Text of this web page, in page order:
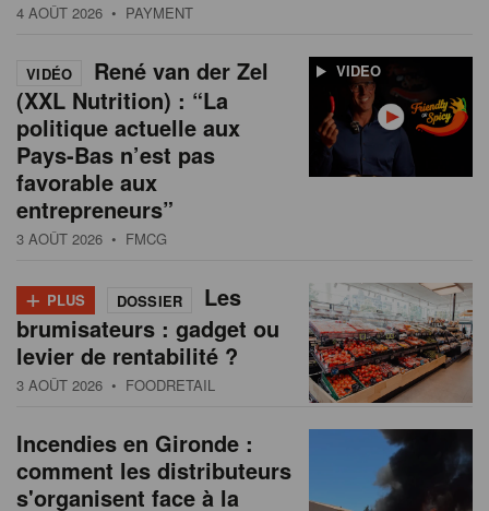
4 AOÛT 2026 • PAYMENT
VIDEO
VIDÉO
René van der Zel
(XXL Nutrition) : “La
politique actuelle aux
Pays-Bas n’est pas
favorable aux
entrepreneurs”
3 AOÛT 2026 • FMCG
+ PLUS DOSSIER
Les
brumisateurs : gadget ou
levier de rentabilité ?
3 AOÛT 2026 • FOODRETAIL
Incendies en Gironde :
comment les distributeurs
s'organisent face à la